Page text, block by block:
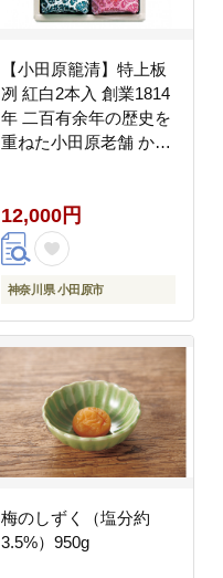
【小田原籠清】特上板
冽 紅白2本入 創業1814
年 二百有余年の歴史を
重ねた小田原老舗 かご
用 自宅用
12,000円
神奈川県 小田原市
梅のしずく（塩分約
3.5%）950g